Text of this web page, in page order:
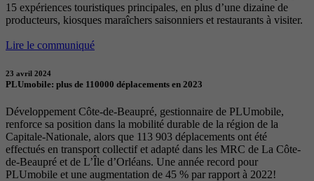
15 expériences touristiques principales, en plus d’une dizaine de
producteurs, kiosques maraîchers saisonniers et restaurants à visiter.
Lire le communiqué
23 avril 2024
PLUmobile: plus de 110000 déplacements en 2023
Développement Côte-de-Beaupré, gestionnaire de PLUmobile,
renforce sa position dans la mobilité durable de la région de la
Capitale-Nationale, alors que 113 903 déplacements ont été
effectués en transport collectif et adapté dans les MRC de La Côte-
de-Beaupré et de L’Île d’Orléans. Une année record pour
PLUmobile et une augmentation de 45 % par rapport à 2022!